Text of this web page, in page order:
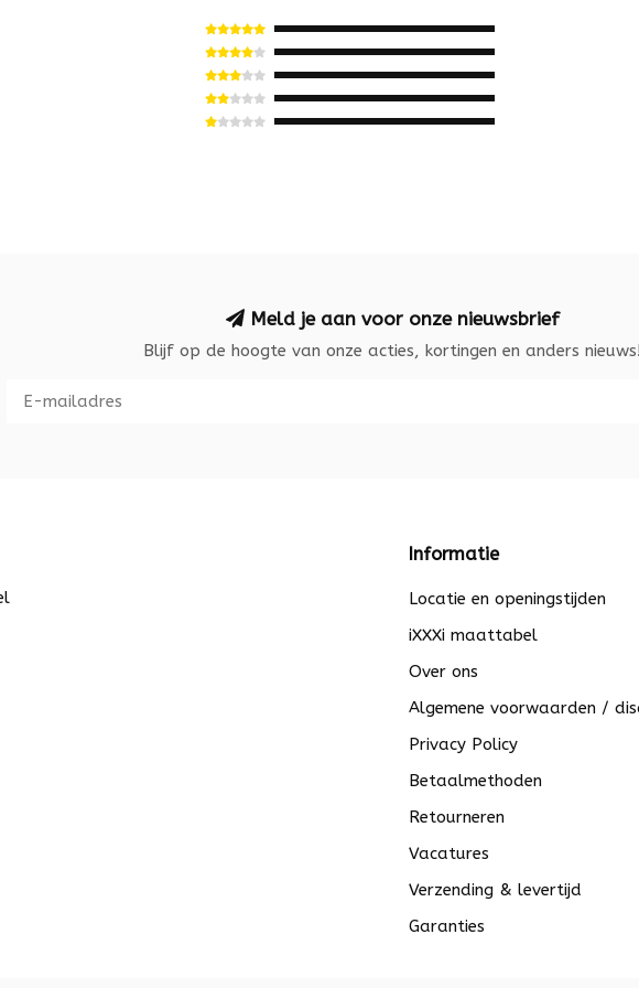
Meld je aan voor onze nieuwsbrief
Blijf op de hoogte van onze acties, kortingen en anders nieuws!
Informatie
Locatie en openingstijden
iXXXi maattabel
Over ons
Algemene voorwaarden /
Privacy Policy
Betaalmethoden
Retourneren
Vacatures
Verzending & levertijd
Garanties